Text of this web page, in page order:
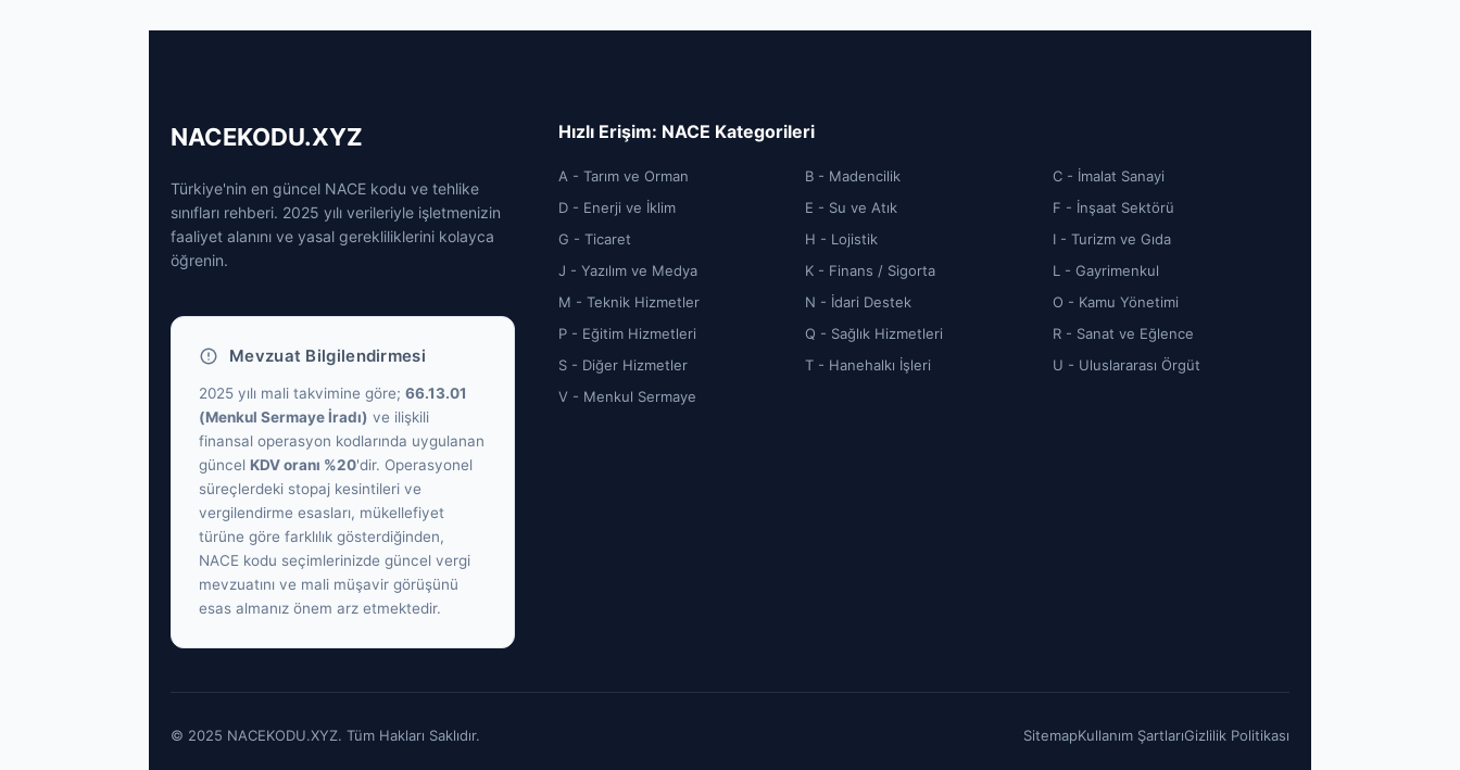
NACEKODU.XYZ
Türkiye'nin en güncel NACE kodu ve tehlike
sınıfları rehberi. 2025 yılı verileriyle işletmenizin
faaliyet alanını ve yasal gerekliliklerini kolayca
öğrenin.
Mevzuat Bilgilendirmesi
2025 yılı mali takvimine göre; 66.13.01
(Menkul Sermaye İradı) ve ilişkili
finansal operasyon kodlarında uygulanan
güncel KDV oranı %20'dir. Operasyonel
süreçlerdeki stopaj kesintileri ve
vergilendirme esasları, mükellefiyet
türüne göre farklılık gösterdiğinden,
NACE kodu seçimlerinizde güncel vergi
mevzuatını ve mali müşavir görüşünü
esas almanız önem arz etmektedir.
Hızlı Erişim: NACE Kategorileri
A - Tarım ve Orman B - Madencilik
C - İmalat Sanayi
D - Enerji ve İklim
E - Su ve Atık
F - İnşaat Sektörü
G - Ticaret
H - Lojistik
I - Turizm ve Gıda
J - Yazılım ve Medya
K - Finans / Sigorta
L - Gayrimenkul
M - Teknik Hizmetler
N - İdari Destek
O - Kamu Yönetimi
P - Eğitim Hizmetleri
Q - Sağlık Hizmetleri
R - Sanat ve Eğlence
S - Diğer Hizmetler
T - Hanehalkı İşleri
U - Uluslararası Örgüt
V - Menkul Sermaye
© 2025 NACEKODU.XYZ. Tüm Hakları Saklıdır. SitemapKullanım ŞartlarıGizlilik Politikası